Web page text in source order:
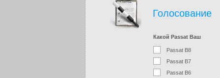
Голосование
Какой Passat Ваш
Passat B8
Passat B7
Passat B6